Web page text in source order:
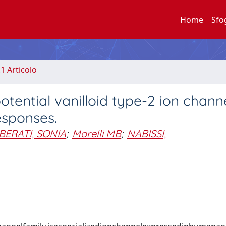
Home
Articolo
vanilloid type-2 ion
SONIA; Morelli MB; NABISSI,